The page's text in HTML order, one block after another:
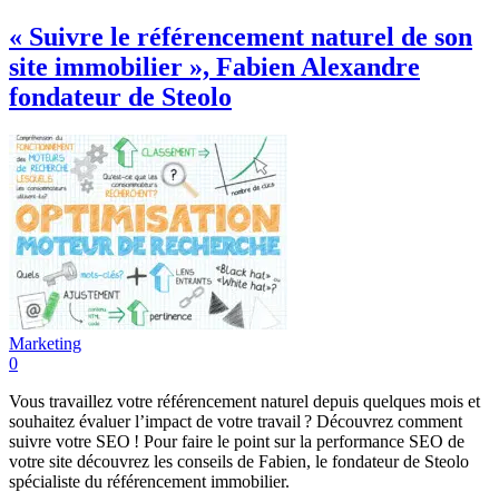
« Suivre le référencement naturel de son
site immobilier », Fabien Alexandre
fondateur de Steolo
Marketing
0
Vous travaillez votre référencement naturel depuis quelques mois et
souhaitez évaluer l’impact de votre travail ? Découvrez comment
suivre votre SEO ! Pour faire le point sur la performance SEO de
votre site découvrez les conseils de Fabien, le fondateur de Steolo
spécialiste du référencement immobilier.